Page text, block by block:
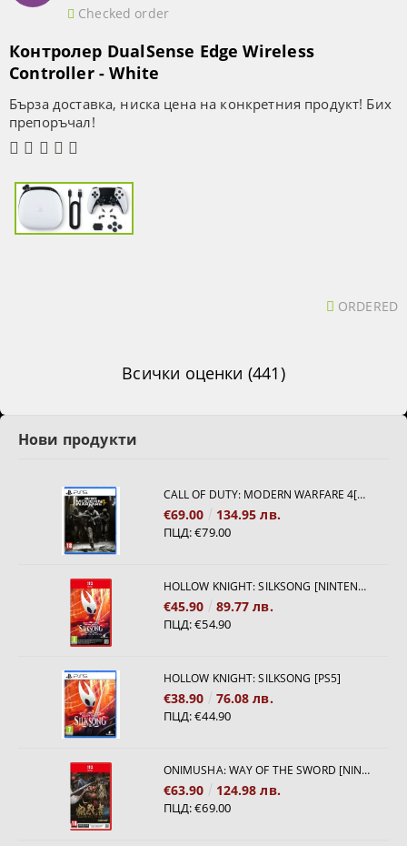
Checked order
Контролер DualSense Edge Wireless
Controller - White
Бърза доставка, ниска цена на конкретния продукт! Бих
препоръчал!
ORDERED
Всички оценки (441)
Нови продукти
CALL OF DUTY: MODERN WARFARE 4[PS5]
€69.00 134.95 лв.
ПЦД:€79.00
HOLLOW KNIGHT: SILKSONG [NINTENDO SWITCH 2]
€45.90 89.77 лв.
ПЦД:€54.90
HOLLOW KNIGHT: SILKSONG [PS5]
€38.90 76.08 лв.
ПЦД:€44.90
ONIMUSHA: WAY OF THE SWORD [NINTENDO SWITCH 2]
€63.90 124.98 лв.
ПЦД:€69.00